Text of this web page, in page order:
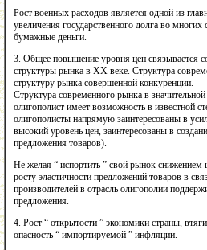
Рост военных расходов является одной из
увеличения государственного долга во
бумажные деньги.
3. Общее повышение уровня цен связывается
структуры рынка в ХХ веке. Структура
структуру рынка совершенной конкуренции.
Структура современного рынка в
олигополист имеет возможность в известной
олигополисты напрямую заинтересованы в
высокий уровень цен, заинтересованы в
предложения товаров).
Не желая “ испортить ” свой рынок
росту эластичности предложений товаров в
производителей в отрасль олигополии
предложения.
4. Рост “ открытости ” экономики страны,
опасность “ импортируемой ” инфляции.